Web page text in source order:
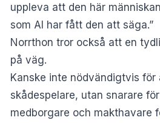
uppleva att den här
som AI har fått den att säga.”
Norrthon tror också att en
på väg.
Kanske inte nödvändigtvis för
skådespelare, utan snarare
medborgare och makthavare